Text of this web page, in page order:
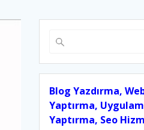
Blog Yazdırma,
Yaptırma,
Yaptırma, Seo